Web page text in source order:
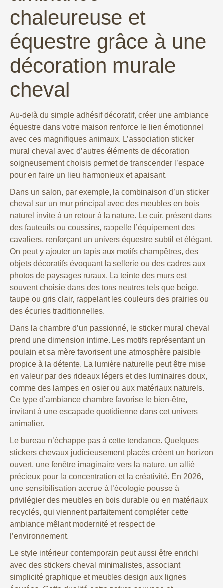
chaleureuse et
équestre grâce à une
décoration murale
cheval
Au-delà du simple adhésif décoratif, créer une ambiance
équestre dans votre maison renforce le lien émotionnel
avec ces magnifiques animaux. L’association sticker
mural cheval avec d’autres éléments de décoration
soigneusement choisis permet de transcender l’espace
pour en faire un lieu harmonieux et apaisant.
Dans un salon, par exemple, la combinaison d’un sticker
cheval sur un mur principal avec des meubles en bois
naturel invite à un retour à la nature. Le cuir, présent dans
des fauteuils ou coussins, rappelle l’équipement des
cavaliers, renforçant un univers équestre subtil et élégant.
On peut y ajouter un tapis aux motifs champêtres, des
objets décoratifs évoquant la sellerie ou des cadres aux
photos de paysages ruraux. La teinte des murs est
souvent choisie dans des tons neutres tels que beige,
taupe ou gris clair, rappelant les couleurs des prairies ou
des écuries traditionnelles.
Dans la chambre d’un passionné, le sticker mural cheval
prend une dimension intime. Les motifs représentant un
poulain et sa mère favorisent une atmosphère paisible
propice à la détente. La lumière naturelle peut être mise
en valeur par des rideaux légers et des luminaires doux,
comme des lampes en osier ou aux matériaux naturels.
Ce type d’ambiance chambre favorise le bien-être,
invitant à une escapade quotidienne dans cet univers
animalier.
Le bureau n’échappe pas à cette tendance. Quelques
stickers chevaux judicieusement placés créent un horizon
ouvert, une fenêtre imaginaire vers la nature, un allié
précieux pour la concentration et la créativité. En 2026,
une sensibilisation accrue à l’écologie pousse à
privilégier des meubles en bois durable ou en matériaux
recyclés, qui viennent parfaitement compléter cette
ambiance mêlant modernité et respect de
l’environnement.
Le style intérieur contemporain peut aussi être enrichi
avec des stickers cheval minimalistes, associant
simplicité graphique et meubles design aux lignes